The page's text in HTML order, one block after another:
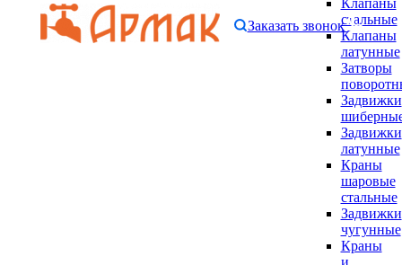
Клапаны
стальные
Клапаны
латунные
Затворы
Задвижки
Задвижки
латунные
Краны
шаровые
стальные
Задвижки
чугунные
Краны
и
Заказать звонок